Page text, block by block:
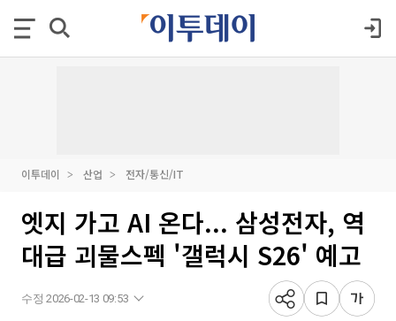
이투데이 산업 전자/통신/IT
엣지 가고 AI 온다... 삼성전자, 역
대급 괴물스펙 '갤럭시 S26' 예고
수정 2026-02-13 09:53